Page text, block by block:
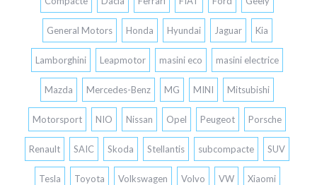
General Motors Honda Hyundai Jaguar Kia
Lamborghini Leapmotor masini eco masini electrice
Mazda Mercedes-Benz MG MINI Mitsubishi
Motorsport NIO Nissan Opel Peugeot Porsche
Renault SAIC Skoda Stellantis subcompacte SUV
Tesla Toyota Volkswagen Volvo VW Xiaomi